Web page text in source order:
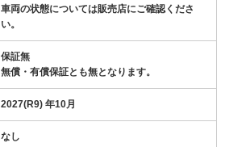
車両の状態については販売店にご確認くださ
い。
保証無
無償・有償保証とも無となります。
2027(R9) 年10月
なし